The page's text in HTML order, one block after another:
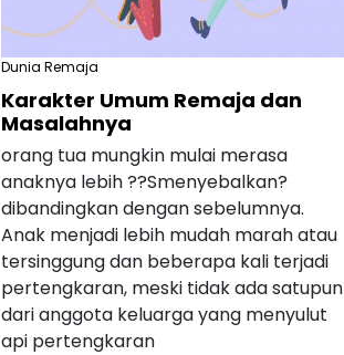
Dunia Remaja
Karakter Umum Remaja dan
Masalahnya
orang tua mungkin mulai merasa
anaknya lebih ??Smenyebalkan?
dibandingkan dengan sebelumnya.
Anak menjadi lebih mudah marah atau
tersinggung dan beberapa kali terjadi
pertengkaran, meski tidak ada satupun
dari anggota keluarga yang menyulut
api pertengkaran